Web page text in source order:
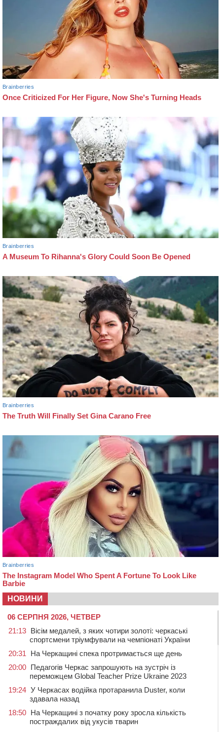
НОВИНИ
06 СЕРПНЯ 2026, ЧЕТВЕР
21:13 Вісім медалей, з яких чотири золоті: черкаські
спортсмени тріумфували на чемпіонаті України
20:31
На Черкащині спека протримається ще день
20:00 Педагогів Черкас запрошують на зустріч із
переможцем Global Teacher Prize Ukraine 2023
19:24 У Черкасах водійка протаранила Duster, коли
здавала назад
18:50 На Черкащині з початку року зросла кількість
постраждалих від укусів тварин